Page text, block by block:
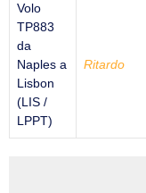
Volo
TP883
da
Naples a
Lisbon
(LIS /
LPPT)
Ritardo